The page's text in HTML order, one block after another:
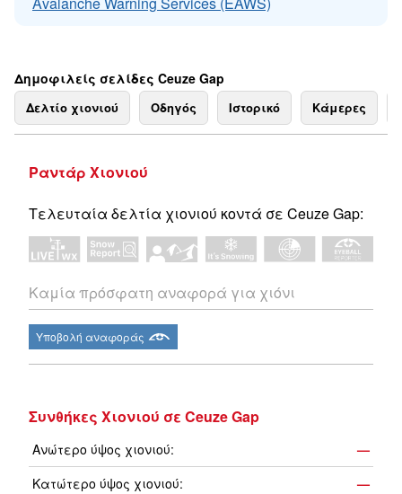
Δημοφιλείς σελίδες Ceuze Gap
Δελτίο χιονιού Οδηγός Ιστορικό Κάμερες
Ραντάρ Χιονιού
Τελευταία δελτία χιονιού κοντά σε Ceuze Gap:
Καμία πρόσφατη αναφορά για χιόνι
Υποβολή αναφοράς
Συνθήκες Χιονιού σε Ceuze Gap
Ανώτερο ύψος χιονιού:
—
Κατώτερο ύψος χιονιού:
—